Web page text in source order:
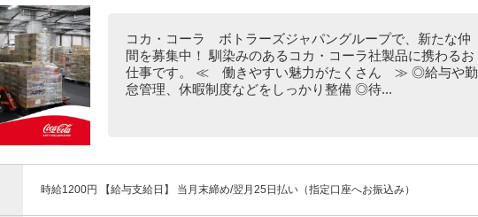
コカ・コーラ ボトラーズジャパングループで、新たな仲
間を募集中！ 馴染みのあるコカ・コーラ社製品に携わるお
仕事です。 ≪ 働きやすい魅力がたくさん ≫ ◎給与や勤
怠管理、休暇制度などをしっかり整備 ◎待...
時給1200円 【給与支給日】 当月末締め/翌月25日払い（指定口座へお振込み）